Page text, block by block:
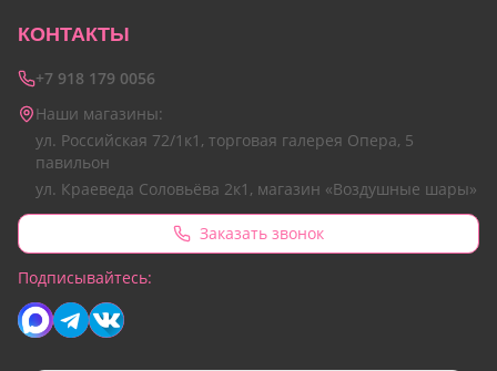
КОНТАКТЫ
+7 918 179 0056
Наши магазины:
ул. Российская 72/1к1, торговая галерея Опера, 5
павильон
ул. Краеведа Соловьёва 2к1, магазин «Воздушные шары»
Заказать звонок
Подписывайтесь: